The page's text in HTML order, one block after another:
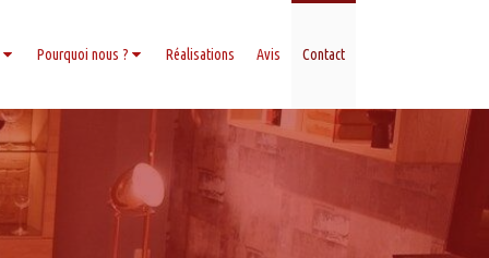
Pourquoi nous ? Réalisations Avis Contact